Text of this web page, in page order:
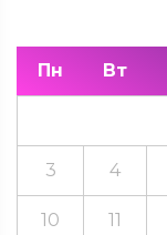
Пн Вт
3 4
10 11